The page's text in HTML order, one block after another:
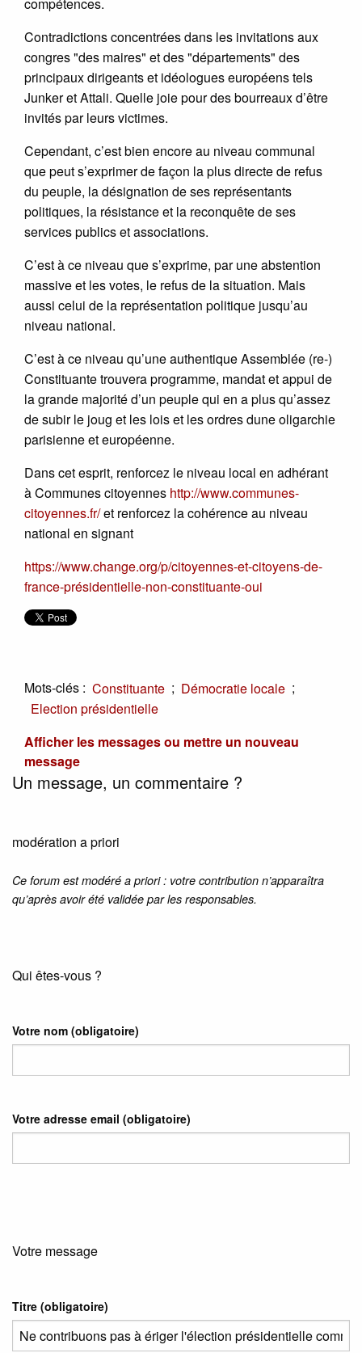
Contradictions concentrées dans les invitations aux
congres "des maires" et des "départements" des
principaux dirigeants et idéologues européens tels
Junker et Attali. Quelle joie pour des bourreaux d’être
invités par leurs victimes.
Cependant, c’est bien encore au niveau communal
que peut s’exprimer de façon la plus directe de refus
du peuple, la désignation de ses représentants
politiques, la résistance et la reconquête de ses
services publics et associations.
C’est à ce niveau que s’exprime, par une abstention
massive et les votes, le refus de la situation. Mais
aussi celui de la représentation politique jusqu’au
niveau national.
C’est à ce niveau qu’une authentique Assemblée (re-)
Constituante trouvera programme, mandat et appui de
la grande majorité d’un peuple qui en a plus qu’assez
de subir le joug et les lois et les ordres dune oligarchie
parisienne et européenne.
Dans cet esprit, renforcez le niveau local en adhérant
à Communes citoyennes http://www.communes-
citoyennes.fr/et renforcez la cohérence au niveau
national en signant
https://www.change.org/p/citoyennes-et-citoyens-de-
france-présidentielle-non-constituante-oui
Mots-clés : Constituante ; Démocratie locale ;
Election présidentielle
Afficher les messages ou mettre un nouveau
message
Un message, un commentaire ?
modération a priori
Ce forum est modéré a priori : votre contribution n’apparaîtra
qu’après avoir été validée par les responsables.
Qui êtes-vous ?
Votre nom (obligatoire)
Votre adresse email (obligatoire)
Votre message
Titre (obligatoire)